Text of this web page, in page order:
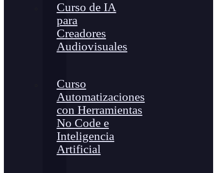
Curso de IA
para
Creadores
Audiovisuales
Curso
Automatizaciones
con Herramientas
No Code e
Inteligencia
Artificial